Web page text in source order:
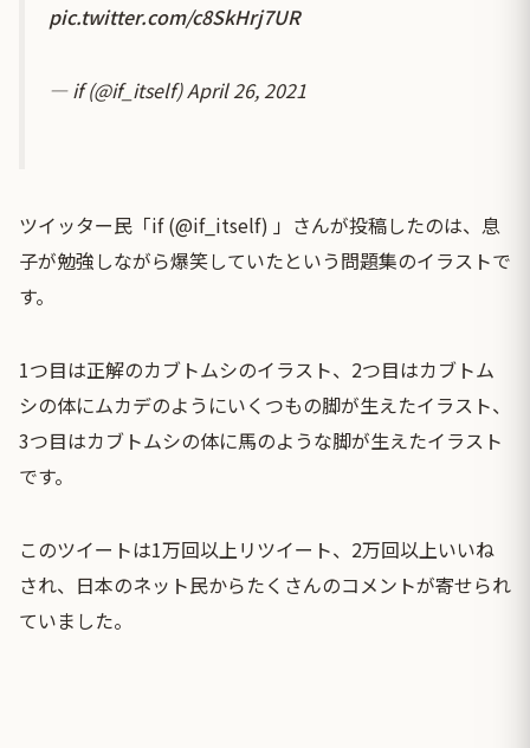
pic.twitter.com/c8SkHrj7UR
— if (@if_itself)April 26, 2021
ツイッター民「if (@if_itself) 」さんが投稿したのは、息
子が勉強しながら爆笑していたという問題集のイラストで
す。
1つ目は正解のカブトムシのイラスト、2つ目はカブトム
シの体にムカデのようにいくつもの脚が生えたイラスト、
3つ目はカブトムシの体に馬のような脚が生えたイラスト
です。
このツイートは1万回以上リツイート、2万回以上いいね
され、日本のネット民からたくさんのコメントが寄せられ
ていました。